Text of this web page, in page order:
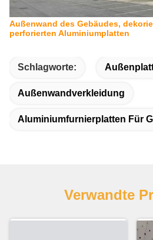
Außenwand des Gebäudes,
perforierten Aluminiumplatten
Schlagworte:
Außenwandverkleidung
Aluminiumfurnierplatten Für
Verwandte